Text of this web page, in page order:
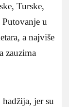
Turske,
u
a najviše
zauzima
jer su